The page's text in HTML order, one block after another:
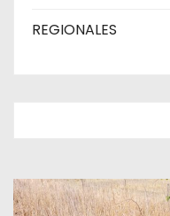
REGIONALES